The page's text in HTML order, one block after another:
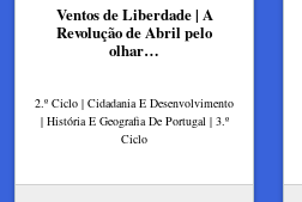
Ventos de Liberdade | A
Revolução de Abril pelo
olhar…
2.º Ciclo | Cidadania E Desenvolvimento
| História E Geografia De Portugal | 3.º
Ciclo